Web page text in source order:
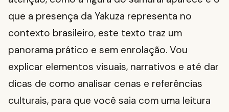
que a presença da Yakuza representa no
contexto brasileiro, este texto traz um
panorama prático e sem enrolação. Vou
explicar elementos visuais, narrativos e até dar
dicas de como analisar cenas e referências
culturais, para que você saia com uma leitura